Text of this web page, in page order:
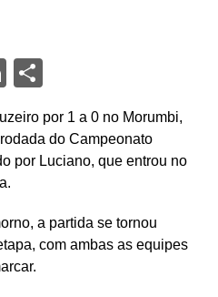
LinkedIn
Share
por 1 a 0 no Morumbi,
do Campeonato
por Luciano, que entrou no
a partida se tornou
com ambas as equipes